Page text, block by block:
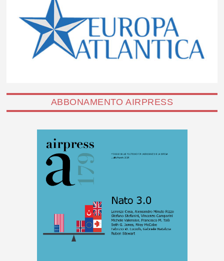
ABBONAMENTO AIRPRESS